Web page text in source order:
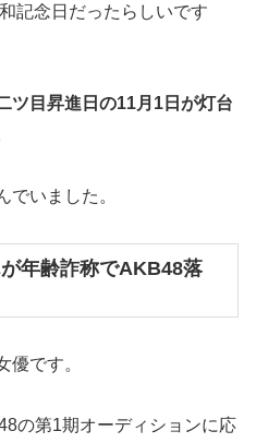
記念日だったらしいです
ツ目昇進日の11月1日が灯台
でいました。
年齢詐称でAKB48落
です。
の第1期オーディションに応